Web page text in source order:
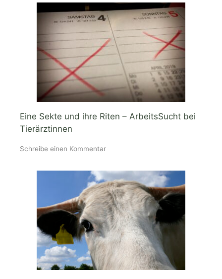
Eine Sekte und ihre Riten – ArbeitsSucht bei
Tierärztinnen
Schreibe einen Kommentar